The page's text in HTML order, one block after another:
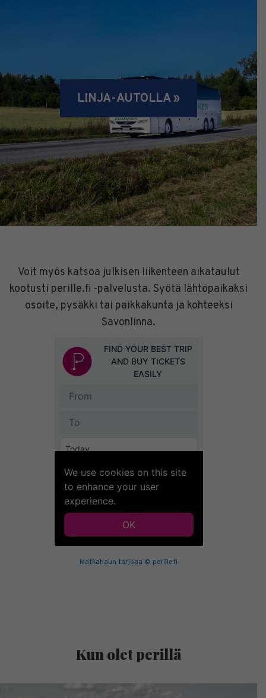
LINJA-AUTOLLA »
Voit myös katsoa julkisen liikenteen aikataulut
kootusti perille.fi -palvelusta. Syötä lähtöpaikaksi
osoite, pysäkki tai paikkakunta ja kohteeksi
Savonlinna.
Matkahaun tarjoaa © perille.fi
Kun olet perillä